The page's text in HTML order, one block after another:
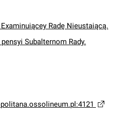
Radę Nieustaiącą.
Subalternom Rady.